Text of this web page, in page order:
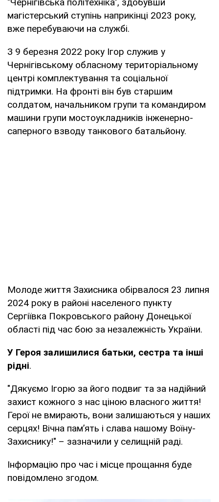
магістерський ступінь наприкінці 2023 року,
вже перебуваючи на службі.
З 9 березня 2022 року Ігор служив у
Чернігівському обласному територіальному
центрі комплектування та соціальної
підтримки. На фронті він був старшим
солдатом, начальником групи та командиром
машини групи мостоукладників інженерно-
саперного взводу танкового батальйону.
Молоде життя Захисника обірвалося 23 липня
2024 року в районі населеного пункту
Сергіївка Покровського району Донецької
області під час бою за незалежність України.
У Героя залишилися батьки, сестра та інші
рідні.
"Дякуємо Ігорю за його подвиг та за надійний
захист кожного з нас ціною власного життя!
Герої не вмирають, вони залишаються у наших
серцях! Вічна пам’ять і слава нашому Воїну-
Захиснику!" – зазначили у селищній раді.
Інформацію про час і місце прощання буде
повідомлено згодом.